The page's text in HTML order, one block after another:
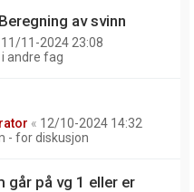
av svinn
11/11-2024 23:08
andre fag
« 12/10-2024 14:32
- for diskusjon
går på vg 1 eller er